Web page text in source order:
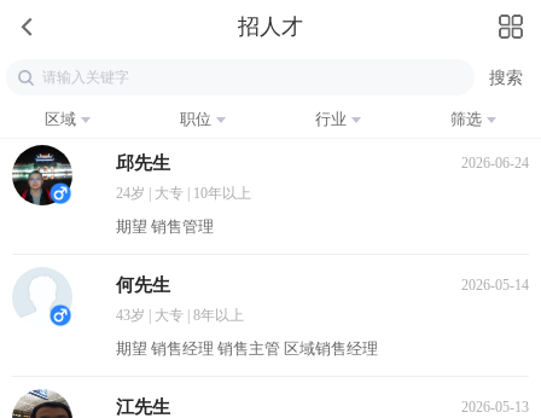
招人才
区域 职位 行业 筛选
邱先生
2026-06-24
24岁 | 大专 | 10年以上
期望 销售管理
何先生
2026-05-14
43岁 | 大专 | 8年以上
期望 销售经理 销售主管 区域销售经理
江先生
2026-05-13